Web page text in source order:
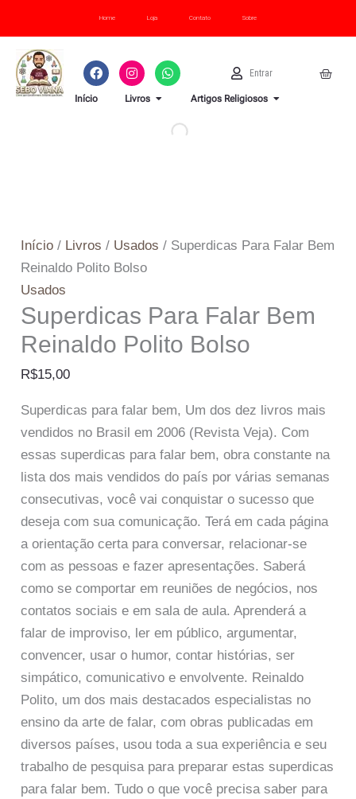
conteúdo
Home Loja Contato Sobre
F
a
e
I
n
t
W
h
a
Entrar
U
s
e
r
Cart
Início Livros OPEN LIVROS
Artigos Religiosos OPEN
Início / Livros / Usados / Superdicas Para Falar Bem
Reinaldo Polito Bolso
Usados
Superdicas Para Falar Bem
Reinaldo Polito Bolso
R$15,00
Superdicas para falar bem, Um dos dez livros mais
vendidos no Brasil em 2006 (Revista Veja). Com
essas superdicas para falar bem, obra constante na
lista dos mais vendidos do país por várias semanas
consecutivas, você vai conquistar o sucesso que
deseja com sua comunicação. Terá em cada página
a orientação certa para conversar, relacionar-se
com as pessoas e fazer apresentações. Saberá
como se comportar em reuniões de negócios, nos
contatos sociais e em sala de aula. Aprenderá a
falar de improviso, ler em público, argumentar,
convencer, usar o humor, contar histórias, ser
simpático, comunicativo e envolvente. Reinaldo
Polito, um dos mais destacados especialistas no
ensino da arte de falar, com obras publicadas em
diversos países, usou toda a sua experiência e seu
trabalho de pesquisa para preparar estas superdicas
para falar bem. Tudo o que você precisa saber para
Falar
Bem
Reinaldo